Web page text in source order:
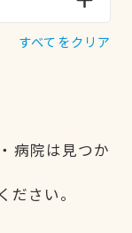
すべてをクリア
病院は見つか
さい。